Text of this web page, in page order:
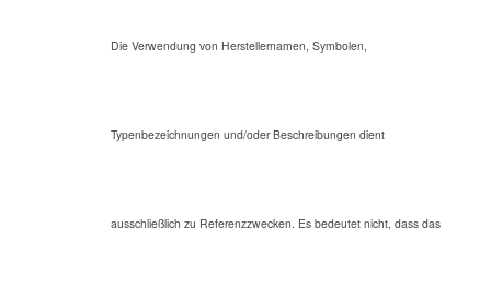
Die Verwendung von Herstellernamen, Symbolen,
Typenbezeichnungen und/oder Beschreibungen dient
ausschließlich zu Referenzzwecken. Es bedeutet nicht, dass das